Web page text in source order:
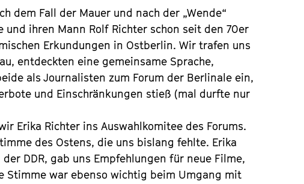
dem Fall der Mauer und nach der „Wende“
ihren Mann Rolf Richter schon seit den 70er
Erkundungen in Ostberlin. Wir trafen uns
entdeckten eine gemeinsame Sprache,
als Journalisten zum Forum der Berlinale ein,
und Einschränkungen stieß (mal durfte nur
Erika Richter ins Auswahlkomitee des Forums.
des Ostens, die uns bislang fehlte. Erika
DDR, gab uns Empfehlungen für neue Filme,
Stimme war ebenso wichtig beim Umgang mit